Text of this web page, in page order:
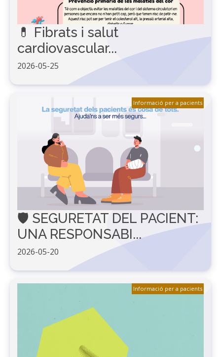
💊 Fibrats i salut
cardiovascular...
2026-05-25
🛡️ SEGURETAT DEL PACIENT:
UNA RESPONSABI...
2026-05-20
Informació per a pacients
Informació per a pacients